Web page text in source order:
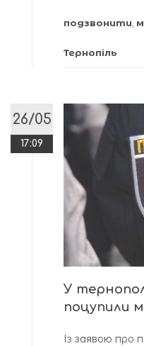
подзвонити
Тернопіль
26/05
17:09
У
поцупили
Із заявою про